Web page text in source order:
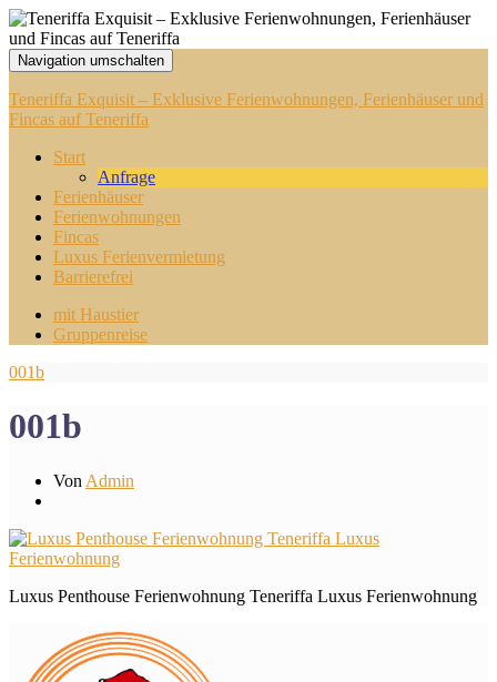
Navigation umschalten
Teneriffa Exquisit – Exklusive Ferienwohnungen, Ferienhäuser und
Fincas auf Teneriffa
Start
Anfrage
Ferienhäuser
Ferienwohnungen
Fincas
Luxus Ferienvermietung
Barrierefrei
mit Haustier
Gruppenreise
001b
001b
Von Admin
Luxus Penthouse Ferienwohnung Teneriffa Luxus Ferienwohnung